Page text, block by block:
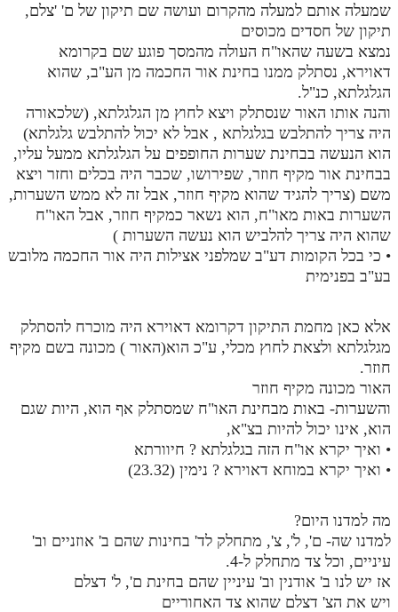
שמעלה אותם למעלה מהקרום ועושה שם תיקון של ם' 'צלם,
תיקון של חסדים מכוסים
נמצא בשעה שהאו"ח העולה מהמסך פוגע שם בקרומא
דאוירא, נסתלק ממנו בחינת אור החכמה מן הע"ב, שהוא
הגלגלתא, כנ"ל.
והנה אותו האור שנסתלק ויצא לחוץ מן הגלגלתא, (שלכאורה
היה צריך להתלבש בגלגלתא , אבל לא יכול להתלבש גלגלתא)
הוא הנעשה בבחינת שערות החופפים על הגלגלתא ממעל עליו,
בבחינת אור מקיף חוזר, שפירושו, שכבר היה בכלים וחזר ויצא
משם (צריך להגיד שהוא מקיף חוזר, אבל זה לא ממש השערות,
השערות באות מאו"ח, הוא נשאר כמקיף חוזר, אבל האו"ח
שהוא היה צריך להלביש הוא נעשה השערות )
• כי בכל הקומות דע"ב שמלפני אצילות היה אור החכמה מלובש
בע"ב בפנימית
אלא כאן מחמת התיקון דקרומא דאוירא היה מוכרח להסתלק
מגלגלתא ולצאת לחוץ מכלי, ע"כ הוא(האור ) מכונה בשם מקיף
חוזר.
האור מכונה מקיף חוזר
והשערות- באות מבחינת האו"ח שמסתלק אף הוא, היות שגם
הוא, אינו יכול להיות בצ"א,
• ואיך יקרא או"ח הזה בגלגלתא ? חיוורתא
• ואיך יקרא במוחא דאוירא ? נימין (23.32)
מה למדנו היום?
למדנו שה- ם', ל', צ', מתחלק לד' בחינות שהם ב' אוזניים וב'
עיניים, וכל צד מתחלק ל-4.
אז יש לנו ב' אודנין וב' עיניין שהם בחינת ם', ל' דצלם
ויש את הצ' דצלם שהוא צד האחוריים